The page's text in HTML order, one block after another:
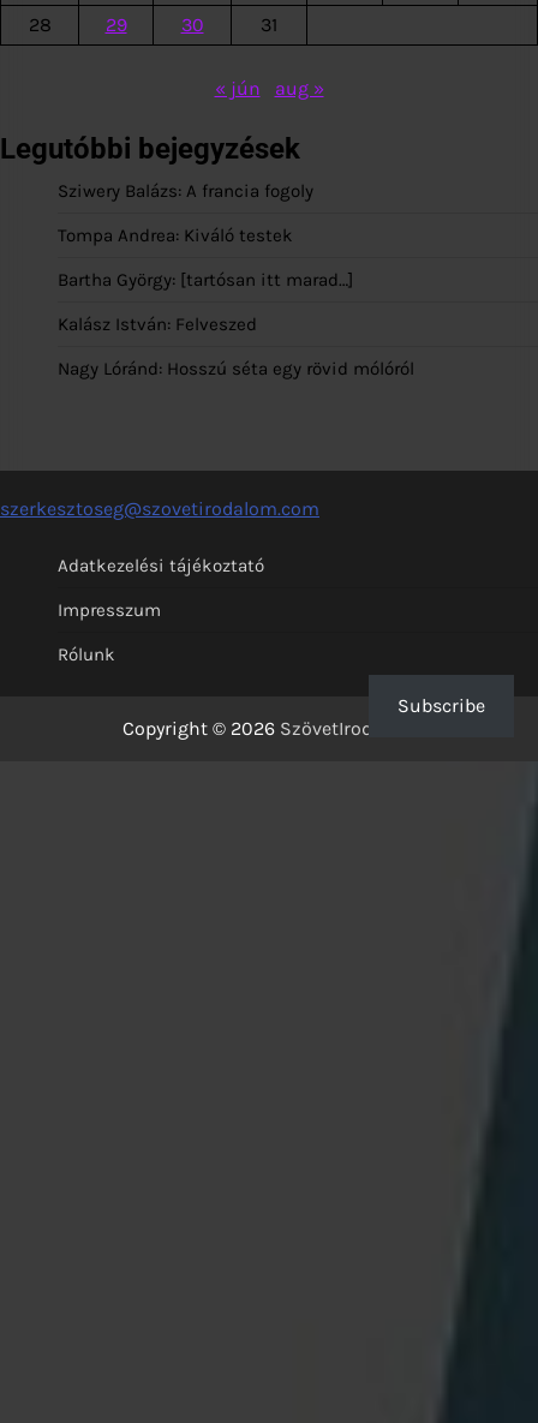
28 29 30 31
« jún aug »
Legutóbbi bejegyzések
Sziwery Balázs: A francia fogoly
Tompa Andrea: Kiváló testek
Bartha György: [tartósan itt marad…]
Kalász István: Felveszed
Nagy Lóránd: Hosszú séta egy rövid mólóról
szerkesztoseg@szovetirodalom.com
Adatkezelési tájékoztató
Impresszum
Rólunk
Copyright © 2026 SzövetIrodalom
Subscribe